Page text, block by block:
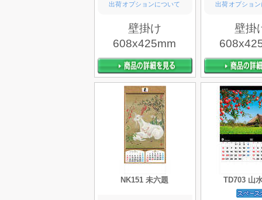
出荷オプションについて
壁掛け
608x425mm
出荷オプショ
壁掛
NK151 未六題 TD703 山